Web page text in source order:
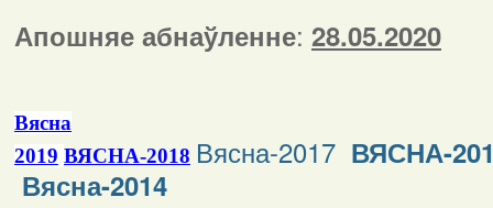
Апошняе абнаўленне: 28.05.2020
Вясна
2019 ВЯСНА-2018 Вясна-2017 ВЯСНА-
Вясна-2014